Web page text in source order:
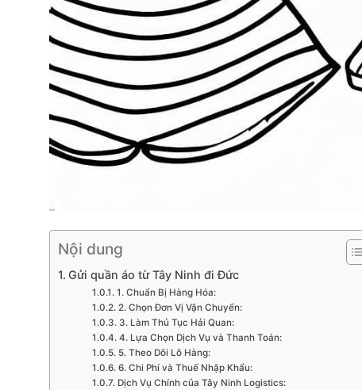
Nội dung
Gửi quần áo từ Tây Ninh đi Đức
1. Chuẩn Bị Hàng Hóa:
2. Chọn Đơn Vị Vận Chuyển:
3. Làm Thủ Tục Hải Quan:
4. Lựa Chọn Dịch Vụ và Thanh Toán:
5. Theo Dõi Lô Hàng:
6. Chi Phí và Thuế Nhập Khẩu:
Dịch Vụ Chính của Tây Ninh Logistics: